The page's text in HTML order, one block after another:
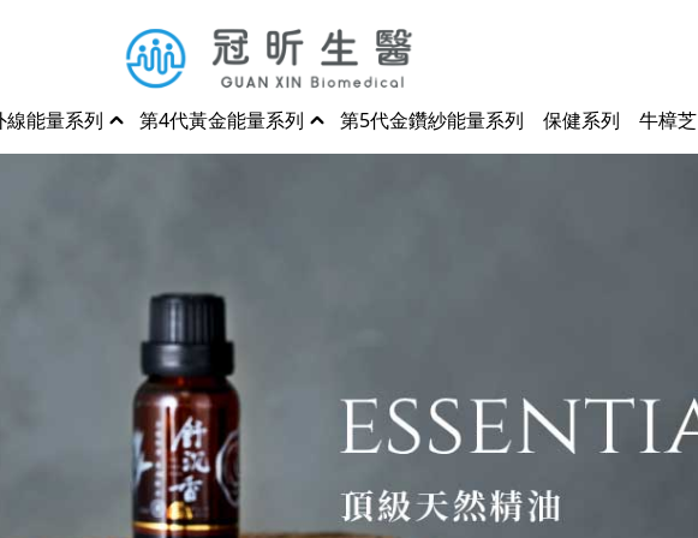
能量系列 第4代黃金能量系列 第5代金鑽紗能量系列 保健系列 牛樟芝